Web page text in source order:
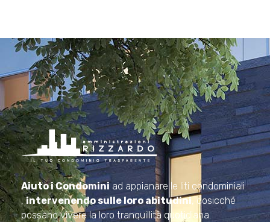
Amministrazioni Rizzardo
Il tuo condominio trasparente
Aiuto i Condominiad appianare le liti condominiali
,intervenendo sulle loro abitudini, cosicché
possano vivere la loro tranquillità quotidiana.